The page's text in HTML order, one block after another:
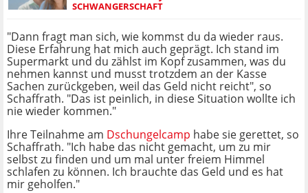
SCHWANGERSCHAFT
"Dann fragt man sich, wie kommst du da wieder raus.
Diese Erfahrung hat mich auch geprägt. Ich stand im
Supermarkt und du zählst im Kopf zusammen, was du
nehmen kannst und musst trotzdem an der Kasse
Sachen zurückgeben, weil das Geld nicht reicht", so
Schaffrath. "Das ist peinlich, in diese Situation wollte ich
nie wieder kommen."
Ihre Teilnahme am Dschungelcamp habe sie gerettet, so
Schaffrath. "Ich habe das nicht gemacht, um zu mir
selbst zu finden und um mal unter freiem Himmel
schlafen zu können. Ich brauchte das Geld und es hat
mir geholfen."